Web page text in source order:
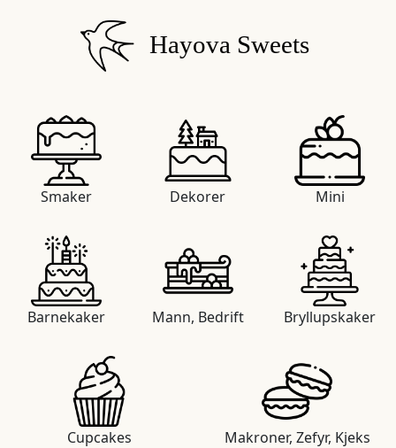
Hayova Sweets
Smaker Dekorer Mini
Barnekaker Mann, Bedrift Bryllupskaker
Cupcakes Makroner, Zefyr, Kjeks